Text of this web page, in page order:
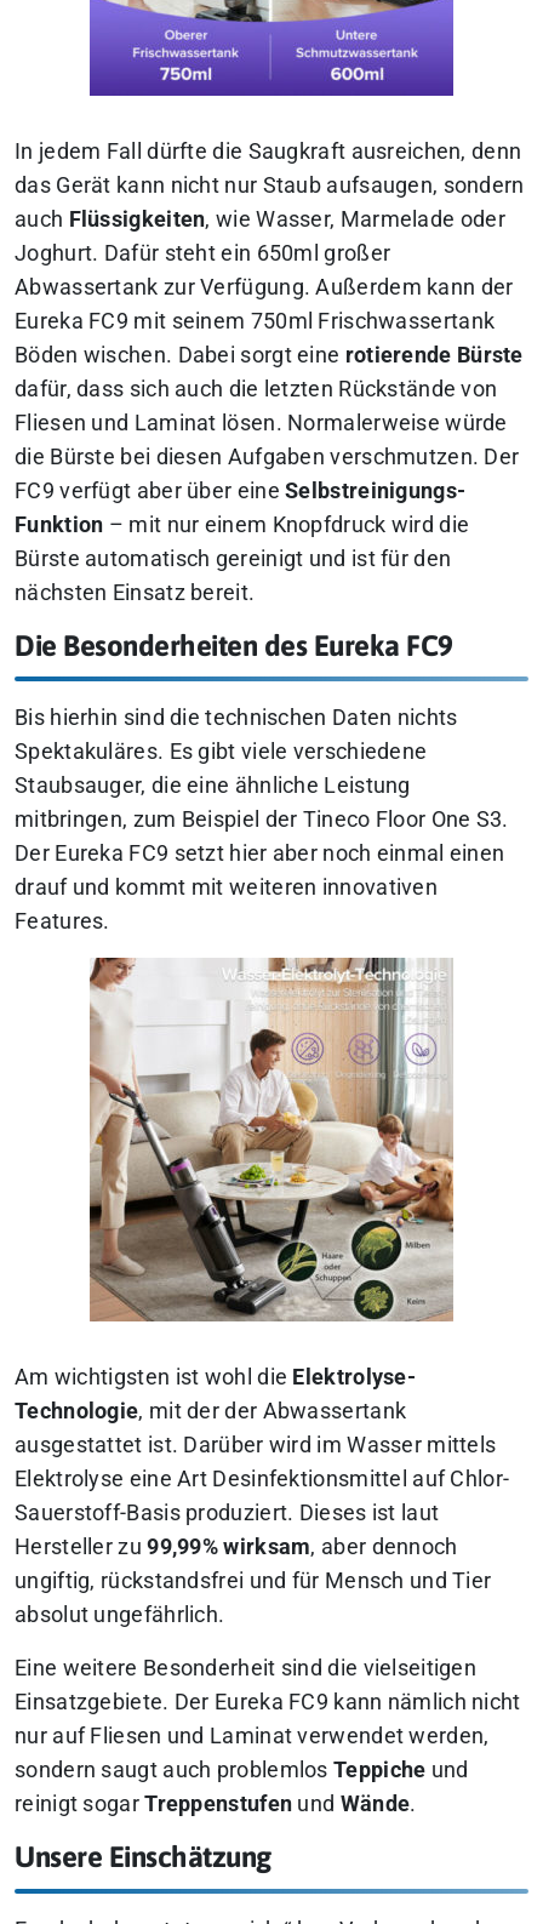
In jedem Fall dürfte die Saugkraft ausreichen, denn
das Gerät kann nicht nur Staub aufsaugen, sondern
auch Flüssigkeiten, wie Wasser, Marmelade oder
Joghurt. Dafür steht ein 650ml großer
Abwassertank zur Verfügung. Außerdem kann der
Eureka FC9 mit seinem 750ml Frischwassertank
Böden wischen. Dabei sorgt eine rotierende Bürste
dafür, dass sich auch die letzten Rückstände von
Fliesen und Laminat lösen. Normalerweise würde
die Bürste bei diesen Aufgaben verschmutzen. Der
FC9 verfügt aber über eineSelbstreinigungs-
Funktion – mit nur einem Knopfdruck wird die
Bürste automatisch gereinigt und ist für den
nächsten Einsatz bereit.
Die Besonderheiten des Eureka FC9
Bis hierhin sind die technischen Daten nichts
Spektakuläres. Es gibt viele verschiedene
Staubsauger, die eine ähnliche Leistung
mitbringen, zum Beispiel der Tineco Floor One S3.
Der Eureka FC9 setzt hier aber noch einmal einen
drauf und kommt mit weiteren innovativen
Features.
Am wichtigsten ist wohl die Elektrolyse-
Technologie, mit der der Abwassertank
ausgestattet ist. Darüber wird im Wasser mittels
Elektrolyse eine Art Desinfektionsmittel auf Chlor-
Sauerstoff-Basis produziert. Dieses ist laut
Hersteller zu99,99% wirksam, aber dennoch
ungiftig, rückstandsfrei und für Mensch und Tier
absolut ungefährlich.
Eine weitere Besonderheit sind die vielseitigen
Einsatzgebiete. Der Eureka FC9 kann nämlich nicht
nur auf Fliesen und Laminat verwendet werden,
sondern saugt auch problemlosTeppiche und
reinigt sogarTreppenstufen und Wände.
Unsere Einschätzung